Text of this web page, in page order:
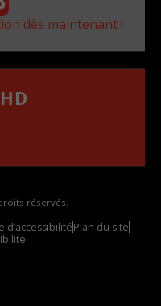
dès maintenant !
réservés.
d’accessibilitéPlan du site